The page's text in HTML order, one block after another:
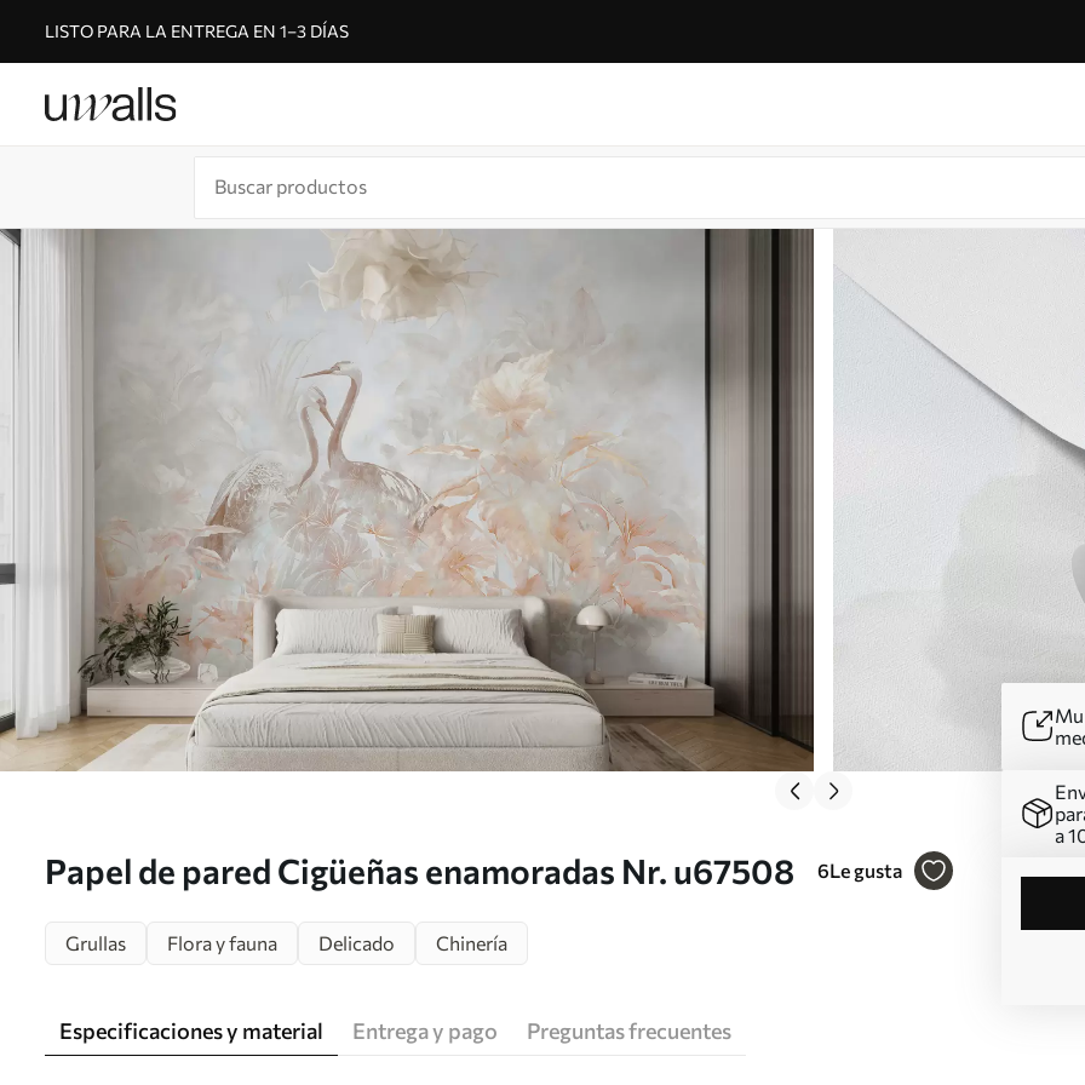
LISTO PARA LA ENTREGA EN 1–3 DÍAS
Papel de pared Cigüeñas enamoradas Nr. u67508 6Le gusta
a
Grullas Flora y fauna Delicado Chinería
Especificaciones y material Entrega y pago Preguntas frecuentes